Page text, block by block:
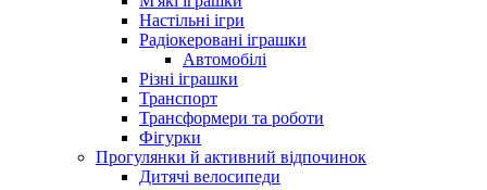
Настільні ігри
Радіокеровані іграшки
Автомобілі
Різні іграшки
Транспорт
Трансформери та роботи
Фігурки
Прогулянки й активний відпочинок
Дитячі велосипеди